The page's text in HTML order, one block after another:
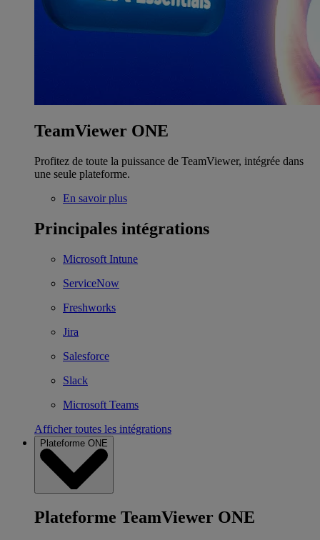
TeamViewer ONE
Profitez de toute la puissance de TeamViewer, intégrée dans
une seule plateforme.
En savoir plus
Principales intégrations
Microsoft Intune
ServiceNow
Freshworks
Jira
Salesforce
Slack
Microsoft Teams
Afficher toutes les intégrations
Plateforme ONE
Plateforme TeamViewer ONE